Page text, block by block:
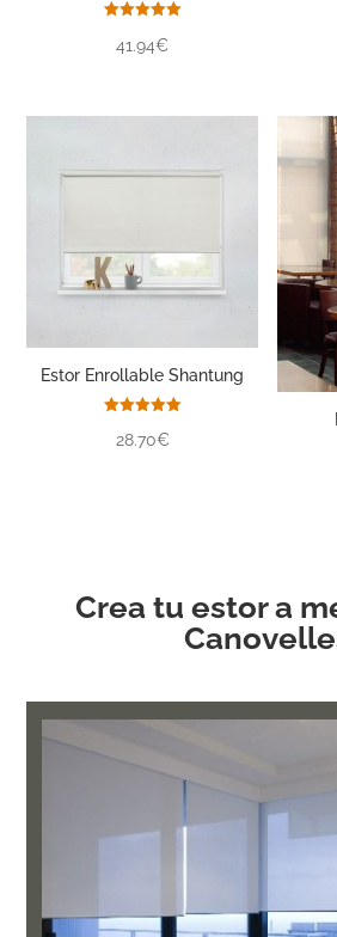
con
41.94€
Estor Enrollable Shantung
con
28.70€
Crea tu estor a